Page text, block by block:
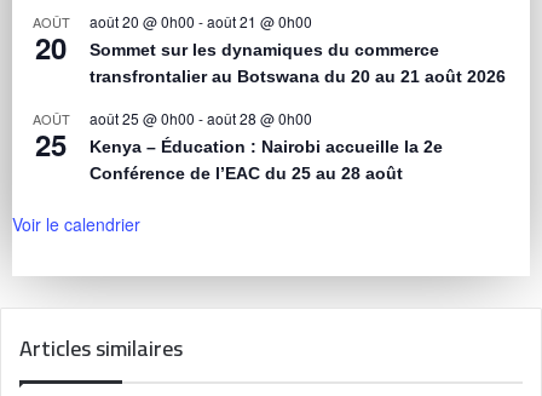
AOÛT
20
août 20 @ 0h00 -août 21 @ 0h00
Sommet sur les dynamiques du commerce
transfrontalier au Botswana du 20 au 21 août 2026
AOÛT
25
août 25 @ 0h00 -août 28 @ 0h00
Kenya – Éducation : Nairobi accueille la 2e
Conférence de l’EAC du 25 au 28 août
Voir le calendrier
Articles similaires